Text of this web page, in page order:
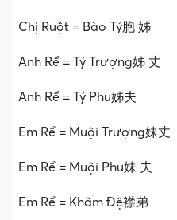
Chị Ruột = Bào Tỷ胞 姊
Anh Rể = Tỷ Trượng姊 丈
Anh Rể = Tỷ Phu姊夫
Em Rể = Muội Trượng妹丈
Em Rể = Muội Phu妹 夫
Em Rể = Khâm Đệ襟弟